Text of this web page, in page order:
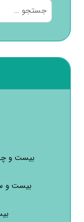
بیست و
بیست و